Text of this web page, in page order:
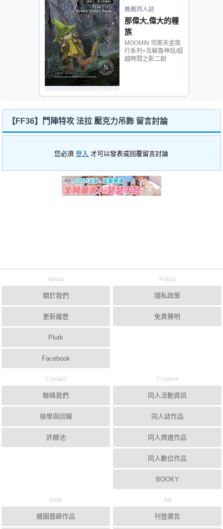
推薦同人誌
那偉大,偉大的種
族
MOOMIN 司那夫金旅
行系列+克蘇魯神話/超
越時間之影二創
【FF36】鬥陣特攻 法拉 壓克力吊飾 留言討論
您必須登入 才可以發表或回覆留言討論
About
關於我們
更新履歷
Plurk
Facebook
Policy
隱私政策
免責聲明
Contact
聯絡我們
檢舉與回報
許願池
Content
同人活動資訊
同人誌作品
同人周邊作品
同人數位作品
BOOKY
Help
繪圖藝廊作品
Ad
刊登廣告